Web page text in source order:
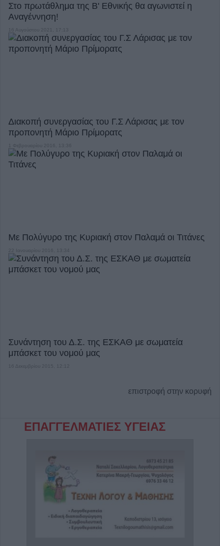
Στο πρωτάθλημα της Β' Εθνικής θα αγωνιστεί η
Αναγέννηση!
16 Αυγούστου 2021, 17:13
Διακοπή συνεργασίας του Γ.Σ Λάρισας με τον
προπονητή Μάριο Πρίμορατς
1 Φεβρουαρίου 2016, 13:36
Με Πολύγυρο της Κυριακή στον Παλαμά οι Τιτάνες
22 Ιανουαρίου 2016, 13:34
Συνάντηση του Δ.Σ. της ΕΣΚΑΘ με σωματεία
μπάσκετ του νομού μας
16 Δεκεμβρίου 2015, 12:12
επιστροφή στην κορυφή
ΕΠΑΓΓΕΛΜΑΤΙΕΣ ΥΓΕΙΑΣ